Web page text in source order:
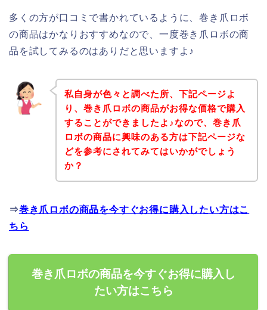
多くの方が口コミで書かれているように、巻き爪ロボ
の商品はかなりおすすめなので、一度巻き爪ロボの商
品を試してみるのはありだと思いますよ♪
私自身が色々と調べた所、下記ページよ
り、巻き爪ロボの商品がお得な価格で購入
することができましたよ♪なので、巻き爪
ロボの商品に興味のある方は下記ページな
どを参考にされてみてはいかがでしょう
か？
⇒巻き爪ロボの商品を今すぐお得に購入したい方はこ
ちら
巻き爪ロボの商品を今すぐお得に購入し
たい方はこちら